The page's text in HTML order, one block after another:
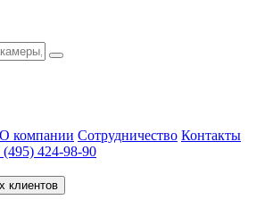
О компании Сотрудничество Контакты
(495) 424-98-90
клиентов